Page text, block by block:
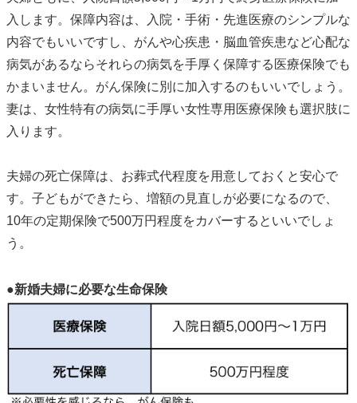
入します。保障内容は、入院・手術・先進医療のシンプルな
内容でもいいですし、がんや心疾患・脳血管疾患など心配な
病気があるならそれらの病気を手厚く保障する医療保険でも
かまいません。がん保険に別に加入するのもいいでしょう。
妻は、女性特有の病気に手厚い女性専用医療保険も選択肢に
入ります。
夫婦の死亡保障は、お葬式代程度を用意しておくと安心で
す。子どもができたら、増額の見直しが必要になるので、
10年の定期保険で500万円程度をカバーするといいでしょ
う。
●新婚夫婦に必要な生命保険